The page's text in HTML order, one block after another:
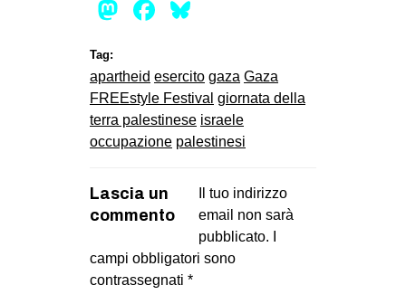
Mastodon
Facebook
Tag:
apartheid esercito gaza Gaza
FREEstyle Festival giornata della
terra palestinese israele
occupazione palestinesi
Lascia un
commento
Il tuo indirizzo
email non sarà
pubblicato.
campi obbligatori sono
contrassegnati *